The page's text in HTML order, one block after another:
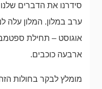
סידרנו את הדברים
אוגוסט – תחילת
ארבעה כוכבים.
מומלץ לבקר בחולות